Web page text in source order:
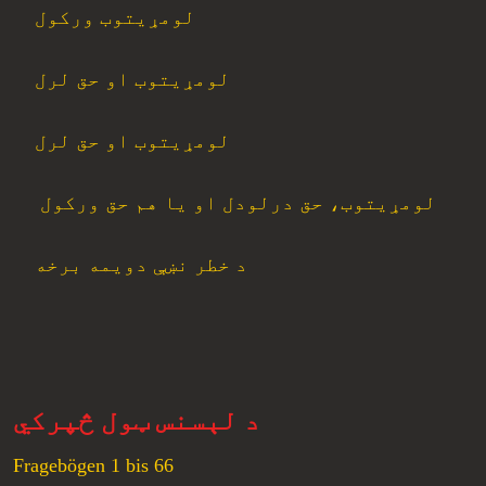
لومړیتوب ورکول
لومړیتوب او حق لرل
لومړیتوب او حق لرل
لومړیتوب، حق درلودل او یا هم حق ورکول
د خطر نښې دویمه برخه
د لېسنس ټول څپرکي
Fragebögen 1 bis 66